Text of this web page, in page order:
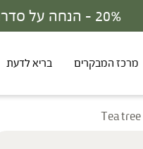
30% - הנחה על סדרת הפטריות ברכישת 3 מוצרים
מרכז המבקרים בריא לדעת